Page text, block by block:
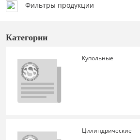
Фильтры продукции
Категории
Купольные
Цилиндрические